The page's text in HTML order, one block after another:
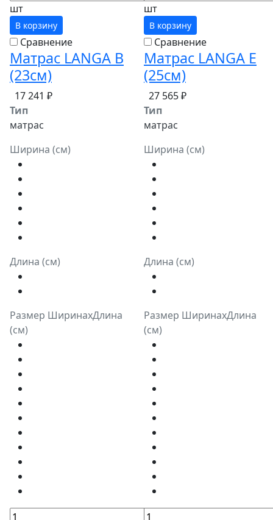
шт
В корзину
Сравнение
шт
В корзину
Сравнение
Матрас LANGA В
(23см)
17 241 ₽
Тип
матрас
Ширина (см)
Длина (см)
Размер ШиринахДлина
(см)
Матрас LANGA Е
(25см)
27 565 ₽
Тип
матрас
Ширина (см)
Длина (см)
Размер ШиринахДлина
(см)